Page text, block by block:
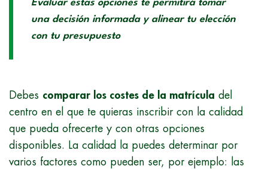
Evaluar estas opciones te permitirá tomar
una decisión informada y alinear tu elección
con tu presupuesto
Debes comparar los costes de la matrícula del
centro en el que te quieras inscribir con la calidad
que pueda ofrecerte y con otras opciones
disponibles. La calidad la puedes determinar por
varios factores como pueden ser, por ejemplo: las